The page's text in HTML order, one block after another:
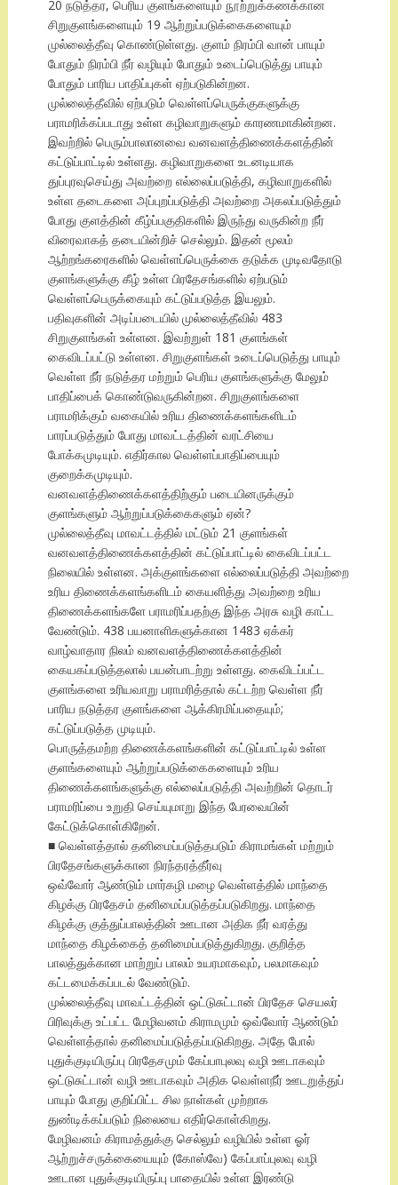
20 நடுத்தர, பெரிய குளங்களையும் நூற்றுக்கணக்கான
சிறுகுளங்களையும் 19 ஆற்றுப்படுக்கைகளையும்
முல்லைத்தீவு கொண்டுள்ளது. குளம் நிரம்பி வான் பாயும்
போதும் நிரம்பி நீர் வழியும் போதும் உடைப்பெடுத்து பாயும்
போதும் பாரிய பாதிப்புகள் ஏற்படுகின்றன.
முல்லைத்தீவில் ஏற்படும் வெள்ளப்பெருக்குகளுக்கு
பராமரிக்கப்படாது உள்ள கழிவாறுகளும் காரணமாகின்றன.
இவற்றில் பெரும்பாலானவை வனவளத்திணைக்களத்தின்
கட்டுப்பாட்டில் உள்ளது. கழிவாறுகளை உடனடியாக
துப்புரவுசெய்து அவற்றை எல்லைப்படுத்தி, கழிவாறுகளில்
உள்ள தடைகளை அப்புறப்படுத்தி அவற்றை அகலப்படுத்தும்
போது குளத்தின் கீழ்ப்பகுதிகளில் இருந்து வருகின்ற நீர்
விரைவாகத் தடையின்றிச் செல்லும். இதன் மூலம்
ஆற்றங்கரைகளில் வெள்ளப்பெருக்கை தடுக்க முடிவதோடு
குளங்களுக்கு கீழ் உள்ள பிரதேசங்களில் ஏற்படும்
வெள்ளப்பெருக்கையும் கட்டுப்படுத்த இயலும்.
பதிவுகளின் அடிப்படையில் முல்லைத்தீவில் 483
சிறுகுளங்கள் உள்ளன. இவற்றுள் 181 குளங்கள்
கைவிடப்பட்டு உள்ளன. சிறுகுளங்கள் உடைப்பெடுத்து பாயும்
வெள்ள நீர் நடுத்தர மற்றும் பெரிய குளங்களுக்கு மேலும்
பாதிப்பைக் கொண்டுவருகின்றன. சிறுகுளங்களை
பராமரிக்கும் வகையில் உரிய திணைக்களங்களிடம்
பாரப்படுத்தும் போது மாவட்டத்தின் வரட்சியை
போக்கமுடியும். எதிர்கால வெள்ளப்பாதிப்பையும்
குறைக்கமுடியும்.
வனவளத்திணைக்களத்திற்கும் படையினருக்கும்
குளங்களும் ஆற்றுப்படுக்கைகளும் ஏன்?
முல்லைத்தீவு மாவட்டத்தில் மட்டும் 21 குளங்கள்
வனவளத்திணைக்களத்தின் கட்டுப்பாட்டில் கைவிடப்பட்ட
நிலையில் உள்ளன. அக்குளங்களை எல்லைப்படுத்தி அவற்றை
உரிய திணைக்களங்களிடம் கையளித்து அவற்றை உரிய
திணைக்களங்களே பராமரிப்பதற்கு இந்த அரசு வழி காட்ட
வேண்டும். 438 பயனாளிகளுக்கான 1483 ஏக்கர்
வாழ்வாதார நிலம் வனவளத்திணைக்களத்தின்
கையகப்படுத்தலால் பயன்பாடற்று உள்ளது. கைவிடப்பட்ட
குளங்களை உரியவாறு பராமரித்தால் கட்டற்ற வெள்ள நீர்
பாரிய நடுத்தர குளங்களை ஆக்கிரமிப்பதையும்;
கட்டுப்படுத்த முடியும்.
பொருத்தமற்ற திணைக்களங்களின் கட்டுப்பாட்டில் உள்ள
குளங்களையும் ஆற்றுப்படுக்கைகளையும் உரிய
திணைக்களங்களுக்கு எல்லைப்படுத்தி அவற்றின் தொடர்
பராமரிப்பை உறுதி செய்யுமாறு இந்த பேரவையின்
கேட்டுக்கொள்கிறேன்.
■ வெள்ளத்தால் தனிமைப்படுத்தபடும் கிராமங்கள் மற்றும்
பிரதேசங்களுக்கான நிரந்தரத்தீர்வு
ஒவ்வோர் ஆண்டும் மார்கழி மழை வெள்ளத்தில் மாந்தை
கிழக்கு பிரதேசம் தனிமைப்படுத்தப்படுகிறது. மாந்தை
கிழக்கு குத்துப்பாலத்தின் ஊடான அதிக நீர் வரத்து
மாந்தை கிழக்கைத் தனிமைப்படுத்துகிறது. குறித்த
பாலத்துக்கான மாற்றுப் பாலம் உயரமாகவும், பலமாகவும்
கட்டமைக்கப்படல் வேண்டும்.
முல்லைத்தீவு மாவட்டத்தின் ஒட்டுசுட்டான் பிரதேச செயலர்
பிரிவுக்கு உட்பட்ட மேழிவனம் கிராமமும் ஒவ்வோர் ஆண்டும்
வெள்ளத்தால் தனிமைப்படுத்தப்படுகிறது. அதே போல்
புதுக்குடியிருப்பு பிரதேசமும் கேப்பாபுலவு வழி ஊடாகவும்
ஒட்டுசுட்டான் வழி ஊடாகவும் அதிக வெள்ளநீர் ஊடறுத்துப்
பாயும் போது குறிப்பிட்ட சில நாள்கள் முற்றாக
துண்டிக்கப்படும் நிலையை எதிர்கொள்கிறது.
மேழிவனம் கிராமத்துக்கு செல்லும் வழியில் உள்ள ஓர்
ஆற்றுச்சருக்கையையும் (கோஸ்வே) கேப்பாப்புலவு வழி
ஊடான புதுக்குடியிருப்பு பாதையில் உள்ள இரண்டு